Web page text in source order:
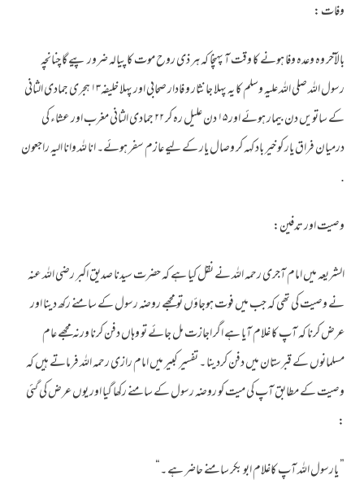
وفات :
بالآخر وہ وعدہ وفا ہونے کا وقت آ پہنچا کہ ہر ذی روح موت کا پیالہ ضرور پیے گا چنانچہ
رسول اللہ صلی اللہ علیہ وسلم کا یہ پہلا جانثار و فادار صحابی اور پہلا خلیفہ۱۳ ہجری جمادی الثانی
کے ساتویں دن بیمار ہوئے اور ۱۵ دن علیل رہ کر ۲۲ جمادی الثانی مغرب اور عشاء کی
درمیان فراق یار کو خیر باد کہہ کر وصال یار کے لیے عازم سفر ہوئے۔ انا للہ وانا الیہ راجعون
.
وصیت اور تدفین:
الشریعہ میں امام آجری رحمہ اللہ نے نقل کیا ہے کہ حضرت سیدنا صدیق اکبر رضی اللہ عنہ
نے وصیت کی تھی کہ جب میں فوت ہوجاؤں تو مجھے روضہ رسول کے سامنے رکھ دینا اور
عرض کرنا کہ آپ کا غلام آیا ہے اگر اجازت مل جائے تو وہاں دفن کرنا ورنہ مجھے عام
مسلمانوں کے قبرستان میں دفن کردینا ۔ تفسیر کبیر میں امام رازی رحمہ اللہ فرماتے ہیں کہ
وصیت کے مطابق آپ کی میت کو روضہ رسول کے سامنے رکھا گیا اور یوں عرض کی گئی
:
” یارسول اللہ آپ کاغلام ابو بکر سامنے حاضر ہے ۔“